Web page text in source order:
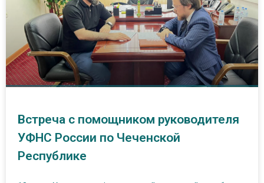
Встреча с помощником руководителя
УФНС России по Чеченской
Республике